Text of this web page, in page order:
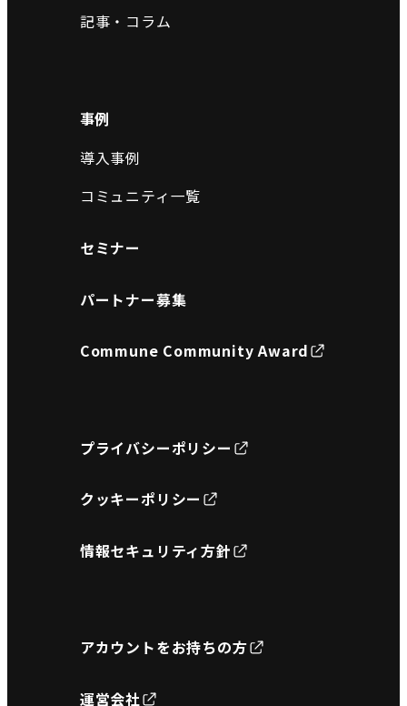
記事・コラム
事例
導入事例
コミュニティ一覧
セミナー
パートナー募集
Commune Community Award
プライバシーポリシー
クッキーポリシー
情報セキュリティ方針
アカウントをお持ちの方
運営会社